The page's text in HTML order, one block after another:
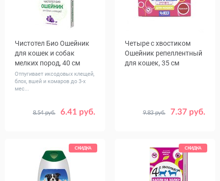
Чистотел Био Ошейник
для кошек и собак
мелких пород, 40 см
Отпугивает иксодовых клещей,
блох, вшей и комаров до 3-х
мес...
6.41 руб.
8.54 руб.
Четыре с хвостиком
Ошейник репеллентный
для кошек, 35 см
7.37 руб.
9.83 руб.
Красный
Синий
Коричневый
СКИДКА СКИДКА